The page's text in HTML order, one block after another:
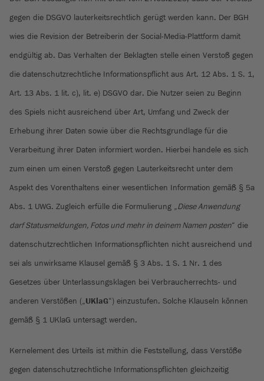
gegen die DSGVO lauterkeitsrechtlich gerügt werden kann. Der BGH
wies die Revision der Betreiberin der Social-Media-Plattform damit
endgültig ab. Das Verhalten der Beklagten stelle einen Verstoß gegen
die datenschutzrechtliche Informationspflicht aus Art. 12 Abs. 1 S. 1,
Art. 13 Abs. 1 lit. c), lit. e) DSGVO dar. Die Nutzer seien zu Beginn
des Spiels nicht ausreichend über Art, Umfang und Zweck der
Erhebung ihrer Daten sowie über die Rechtsgrundlage für die
Verarbeitung ihrer Daten informiert worden. Hierbei handele es sich
zum einen um einen Verstoß gegen Lauterkeitsrecht unter dem
Aspekt des Vorenthaltens einer wesentlichen Information gemäß § 5a
Abs. 1 UWG. Zugleich erfülle die Formulierung „Diese Anwendung
darf Statusmeldungen, Fotos und mehr in deinem Namen posten“ die
datenschutzrechtlichen Informationspflichten nicht ausreichend und
sei als unwirksame Klausel gemäß § 3 Abs. 1 S. 1 Nr. 1 des
Gesetzes über Unterlassungsklagen bei Verbraucherrechts- und
anderen Verstößen („UKlaG“) einzustufen. Solche Klauseln können
gemäß § 1 UKlaG untersagt werden.
Kernelement des Urteils ist mithin die Feststellung, dass Verstöße
gegen datenschutzrechtliche Informationspflichten gleichzeitig